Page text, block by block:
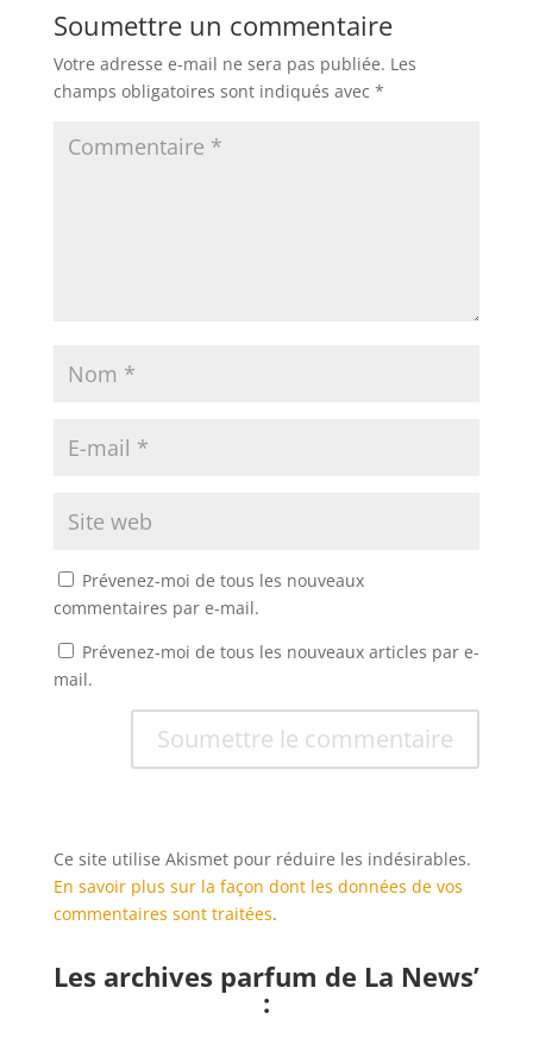
Soumettre un commentaire
Votre adresse e-mail ne sera pas publiée. Les
champs obligatoires sont indiqués avec *
Prévenez-moi de tous les nouveaux
commentaires par e-mail.
Prévenez-moi de tous les nouveaux articles par e-
mail.
Soumettre le commentaire
Ce site utilise Akismet pour réduire les indésirables.
En savoir plus sur la façon dont les données de vos
commentaires sont traitées.
Les archives parfum de La News’
: